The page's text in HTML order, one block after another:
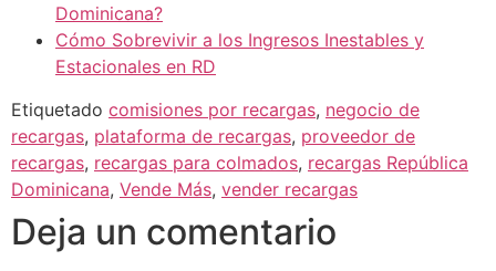
Dominicana?
Cómo Sobrevivir a los Ingresos Inestables y
Estacionales en RD
Etiquetado comisiones por recargas, negocio de
recargas, plataforma de recargas, proveedor de
recargas, recargas para colmados, recargas República
Dominicana, Vende Más, vender recargas
Deja un comentario